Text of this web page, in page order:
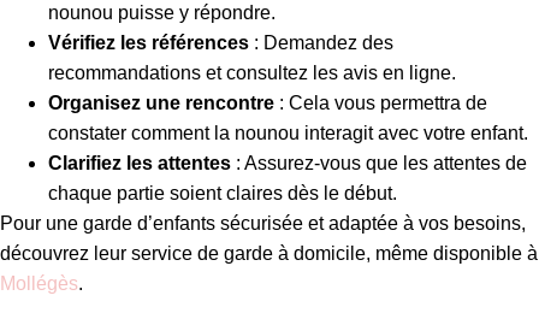
nounou puisse y répondre.
Vérifiez les références : Demandez des
recommandations et consultez les avis en ligne.
Organisez une rencontre : Cela vous permettra de
constater comment la nounou interagit avec votre enfant.
Clarifiez les attentes : Assurez-vous que les attentes de
chaque partie soient claires dès le début.
Pour une garde d’enfants sécurisée et adaptée à vos besoins,
découvrez leur service de garde à domicile, même disponible à
Mollégès.